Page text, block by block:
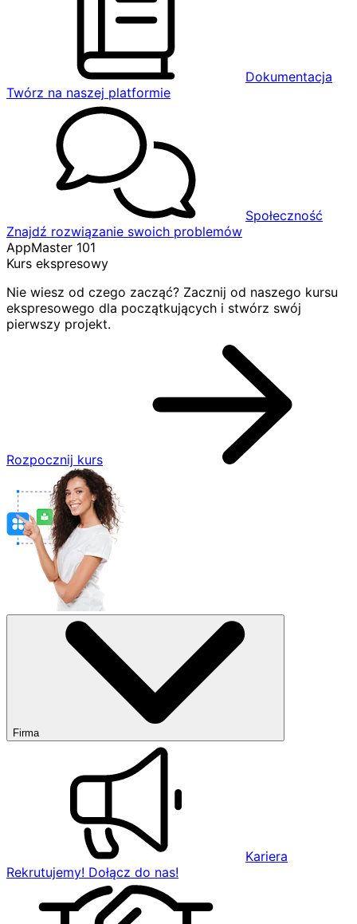
Dokumentacja
Twórz na naszej platformie
Społeczność
Znajdź rozwiązanie swoich problemów
AppMaster 101
Kurs ekspresowy
Nie wiesz od czego zacząć? Zacznij od naszego kursu
ekspresowego dla początkujących i stwórz swój
pierwszy projekt.
Rozpocznij kurs
Firma
Kariera
Rekrutujemy! Dołącz do nas!